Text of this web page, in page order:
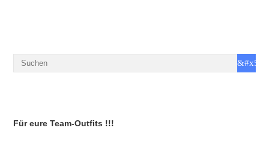
Für eure Team-Outfits !!!